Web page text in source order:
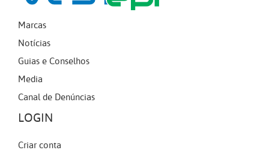
Marcas
Notícias
Guias e Conselhos
Media
Canal de Denúncias
LOGIN
Criar conta